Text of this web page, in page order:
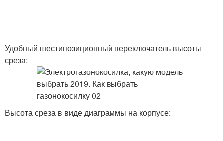
Удобный шестипозиционный переключатель высоты
среза:
Высота среза в виде диаграммы на корпусе: